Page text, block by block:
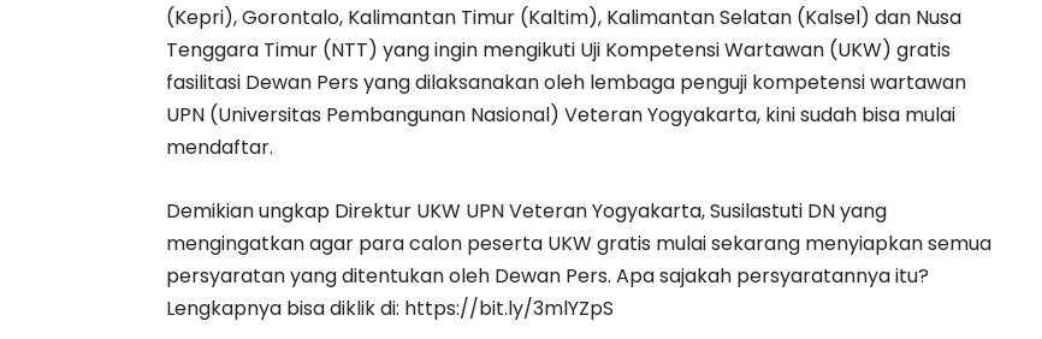
(Kepri), Gorontalo, Kalimantan Timur (Kaltim), Kalimantan Selatan (Kalsel) dan Nusa
Tenggara Timur (NTT) yang ingin mengikuti Uji Kompetensi Wartawan (UKW) gratis
fasilitasi Dewan Pers yang dilaksanakan oleh lembaga penguji kompetensi wartawan
UPN (Universitas Pembangunan Nasional) Veteran Yogyakarta, kini sudah bisa mulai
mendaftar.
Demikian ungkap Direktur UKW UPN Veteran Yogyakarta, Susilastuti DN yang
mengingatkan agar para calon peserta UKW gratis mulai sekarang menyiapkan semua
persyaratan yang ditentukan oleh Dewan Pers. Apa sajakah persyaratannya itu?
Lengkapnya bisa diklik di: https://bit.ly/3mlYZpS